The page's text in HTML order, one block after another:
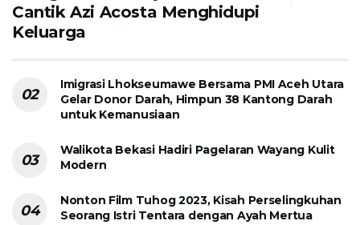
Cantik Azi Acosta Menghidupi
Keluarga
Imigrasi Lhokseumawe Bersama PMI Aceh Utara
Gelar Donor Darah, Himpun 38 Kantong Darah
untuk Kemanusiaan
Walikota Bekasi Hadiri Pagelaran Wayang Kulit
Modern
Nonton Film Tuhog 2023, Kisah Perselingkuhan
Seorang Istri Tentara dengan Ayah Mertua